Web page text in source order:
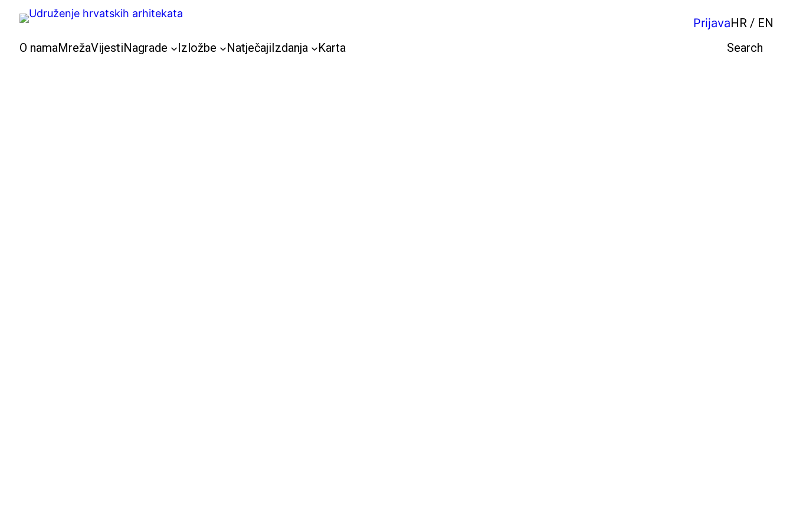
Skoči
sadržaja
PrijavaHR / EN
O namaMrežaVijestiNagrade Izložbe NatječajiIzdanja Karta